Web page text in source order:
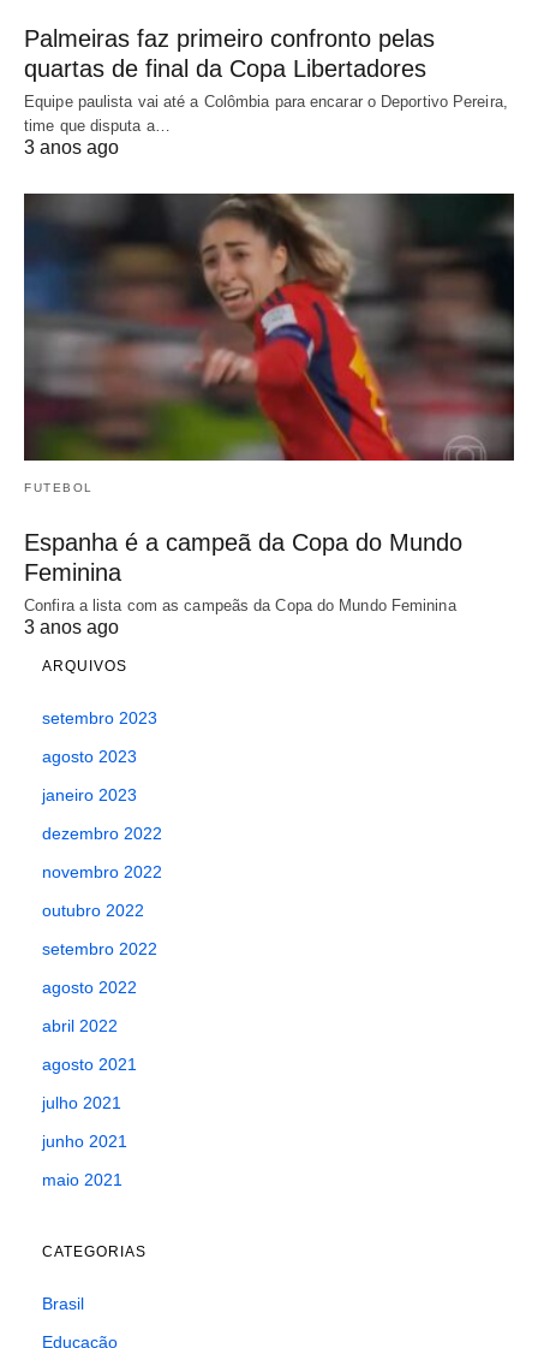
Palmeiras faz primeiro confronto pelas
quartas de final da Copa Libertadores
Equipe paulista vai até a Colômbia para encarar o Deportivo Pereira,
time que disputa a…
3 anos ago
FUTEBOL
Espanha é a campeã da Copa do Mundo
Feminina
Confira a lista com as campeãs da Copa do Mundo Feminina
3 anos ago
ARQUIVOS
setembro 2023
agosto 2023
janeiro 2023
dezembro 2022
novembro 2022
outubro 2022
setembro 2022
agosto 2022
abril 2022
agosto 2021
julho 2021
junho 2021
maio 2021
CATEGORIAS
Brasil
Educação